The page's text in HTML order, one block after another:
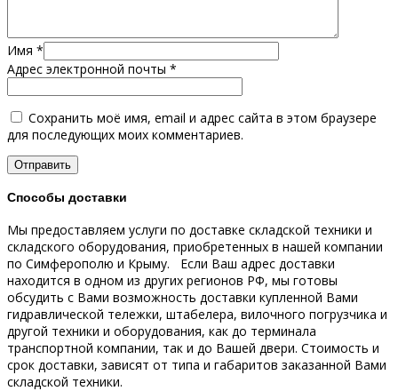
Имя *
Адрес электронной почты *
Сохранить моё имя, email и адрес сайта в этом браузере
для последующих моих комментариев.
Способы доставки
Мы предоставляем услуги по доставке складской техники и
складского оборудования, приобретенных в нашей компании
по Симферополю и Крыму.
Если Ваш адрес доставки
находится в одном из других регионов РФ, мы готовы
обсудить с Вами возможность доставки купленной Вами
гидравлической тележки, штабелера, вилочного погрузчика и
другой техники и оборудования, как до терминала
транспортной компании, так и до Вашей двери. Стоимость и
срок доставки, зависят от типа и габаритов заказанной Вами
складской техники.